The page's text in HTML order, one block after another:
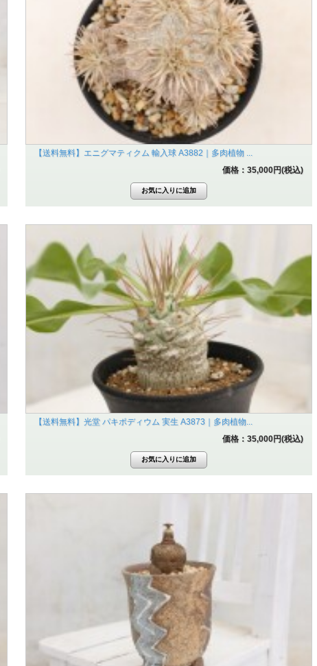
【送料無料】エニグマティクム 輸入球 A3882｜多肉植物 ...
価格：35,000円(税込)
【送料無料】光堂 パキポディウム 実生 A3873｜多肉植物...
価格：35,000円(税込)